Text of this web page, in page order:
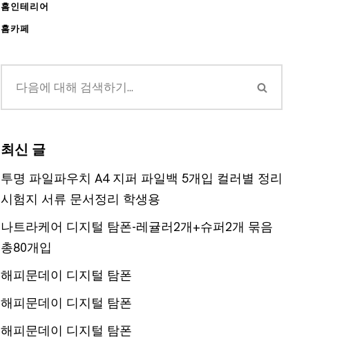
홈인테리어
홈카페
최신 글
투명 파일파우치 A4 지퍼 파일백 5개입 컬러별 정리
시험지 서류 문서정리 학생용
나트라케어 디지털 탐폰-레귤러2개+슈퍼2개 묶음
총80개입
해피문데이 디지털 탐폰
해피문데이 디지털 탐폰
해피문데이 디지털 탐폰